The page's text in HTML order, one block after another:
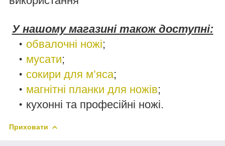
У нашому магазині також доступні:
обвалочні ножі;
мусати;
сокири для м’яса;
магнітні планки для ножів;
кухонні та професійні ножі.
Приховати